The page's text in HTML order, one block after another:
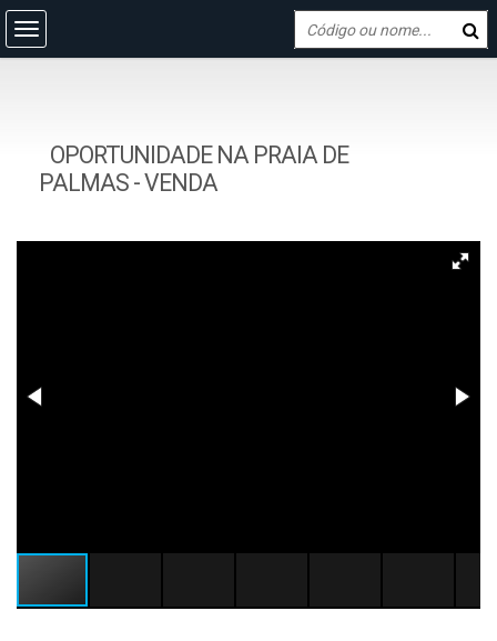
OPORTUNIDADE NA PRAIA DE
PALMAS - VENDA